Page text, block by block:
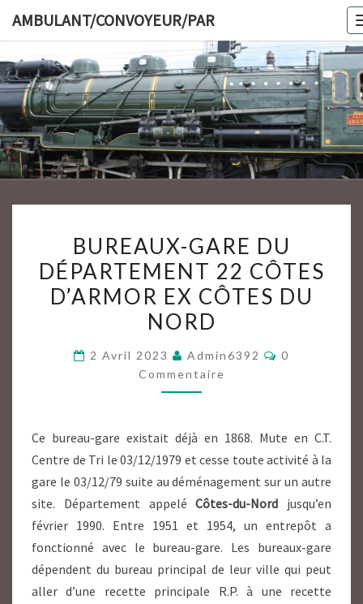
content
AMBULANT/CONVOYEUR/PAR
GARE
DU
DÉPARTEMENT
22
D’ARMOR
EX
NORD
BUREAUX-GARE DU
DÉPARTEMENT 22 CÔTES
D’ARMOR EX CÔTES DU
NORD
2 Avril 2023 Admin6392
0
Commentaire
Ce bureau-gare existait déjà en 1868. Mute en C.T.
Centre de Tri le 03/12/1979 et cesse toute activité à la
gare le 03/12/79 suite au déménagement sur un autre
site. Département appeléCôtes-du-Nord jusqu’en
février 1990. Entre 1951 et 1954, un entrepôt a
fonctionné avec le bureau-gare. Les bureaux-gare
dépendent du bureau principal de leur ville qui peut
aller d’une recette principale R.P. à une recette